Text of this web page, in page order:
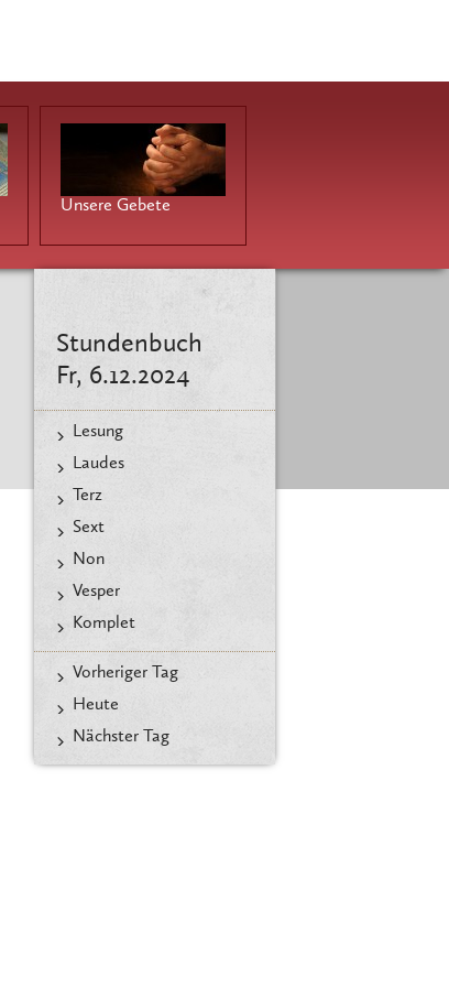
Unsere Gebete
Stundenbuch
Fr, 6.12.2024
Lesung
Laudes
Terz
Sext
Non
Vesper
Komplet
Vorheriger Tag
Heute
Nächster Tag